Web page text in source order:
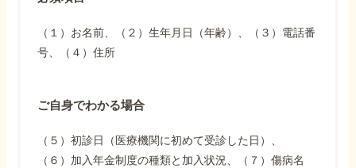
（１）お名前、（２）生年月日（年齢）、（３）電話番
号、（４）住所
ご自身でわかる場合
（５）初診日（医療機関に初めて受診した日）、
（６）加入年金制度の種類と加入状況、（７）傷病名